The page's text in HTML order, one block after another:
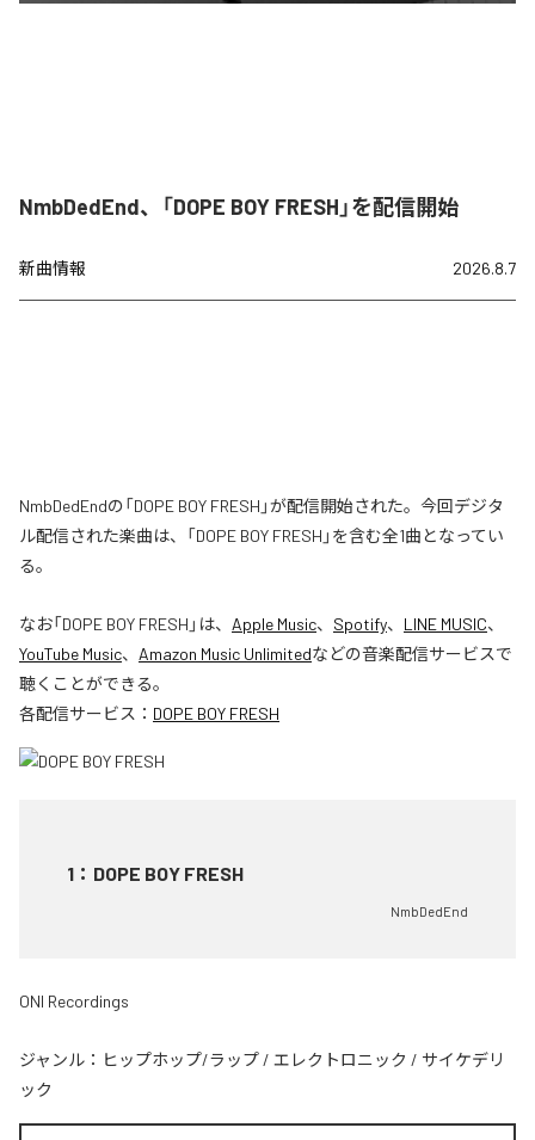
NmbDedEnd、「DOPE BOY FRESH」を配信開始
新曲情報 2026.8.7
NmbDedEndの「DOPE BOY FRESH」が配信開始された。今回デジタ
ル配信された楽曲は、「DOPE BOY FRESH」を含む全1曲となってい
る。
なお「DOPE BOY FRESH 」は、 Apple Music、 Spotify、 LINE MUSIC、
YouTube Music、 Amazon Music Unlimitedなどの音楽配信サービスで
聴くことができる。
各配信サービス： DOPE BOY FRESH
1 ： DOPE BOY FRESH
NmbDedEnd
ONI Recordings
ジャンル： ヒップホップ/ラップ / エレクトロニック / サイケデリ
ック